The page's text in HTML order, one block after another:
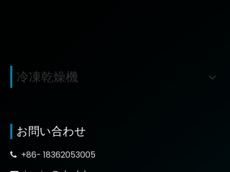
冷凍乾燥機
お問い合わせ
 +86- 18362053005